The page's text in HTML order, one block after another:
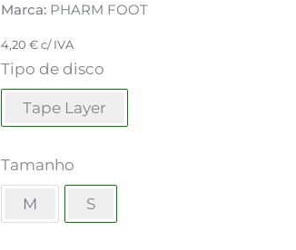
Marca: PHARM FOOT
4,20 €c/ IVA
Tipo de disco
Tape Layer
Tamanho
M S